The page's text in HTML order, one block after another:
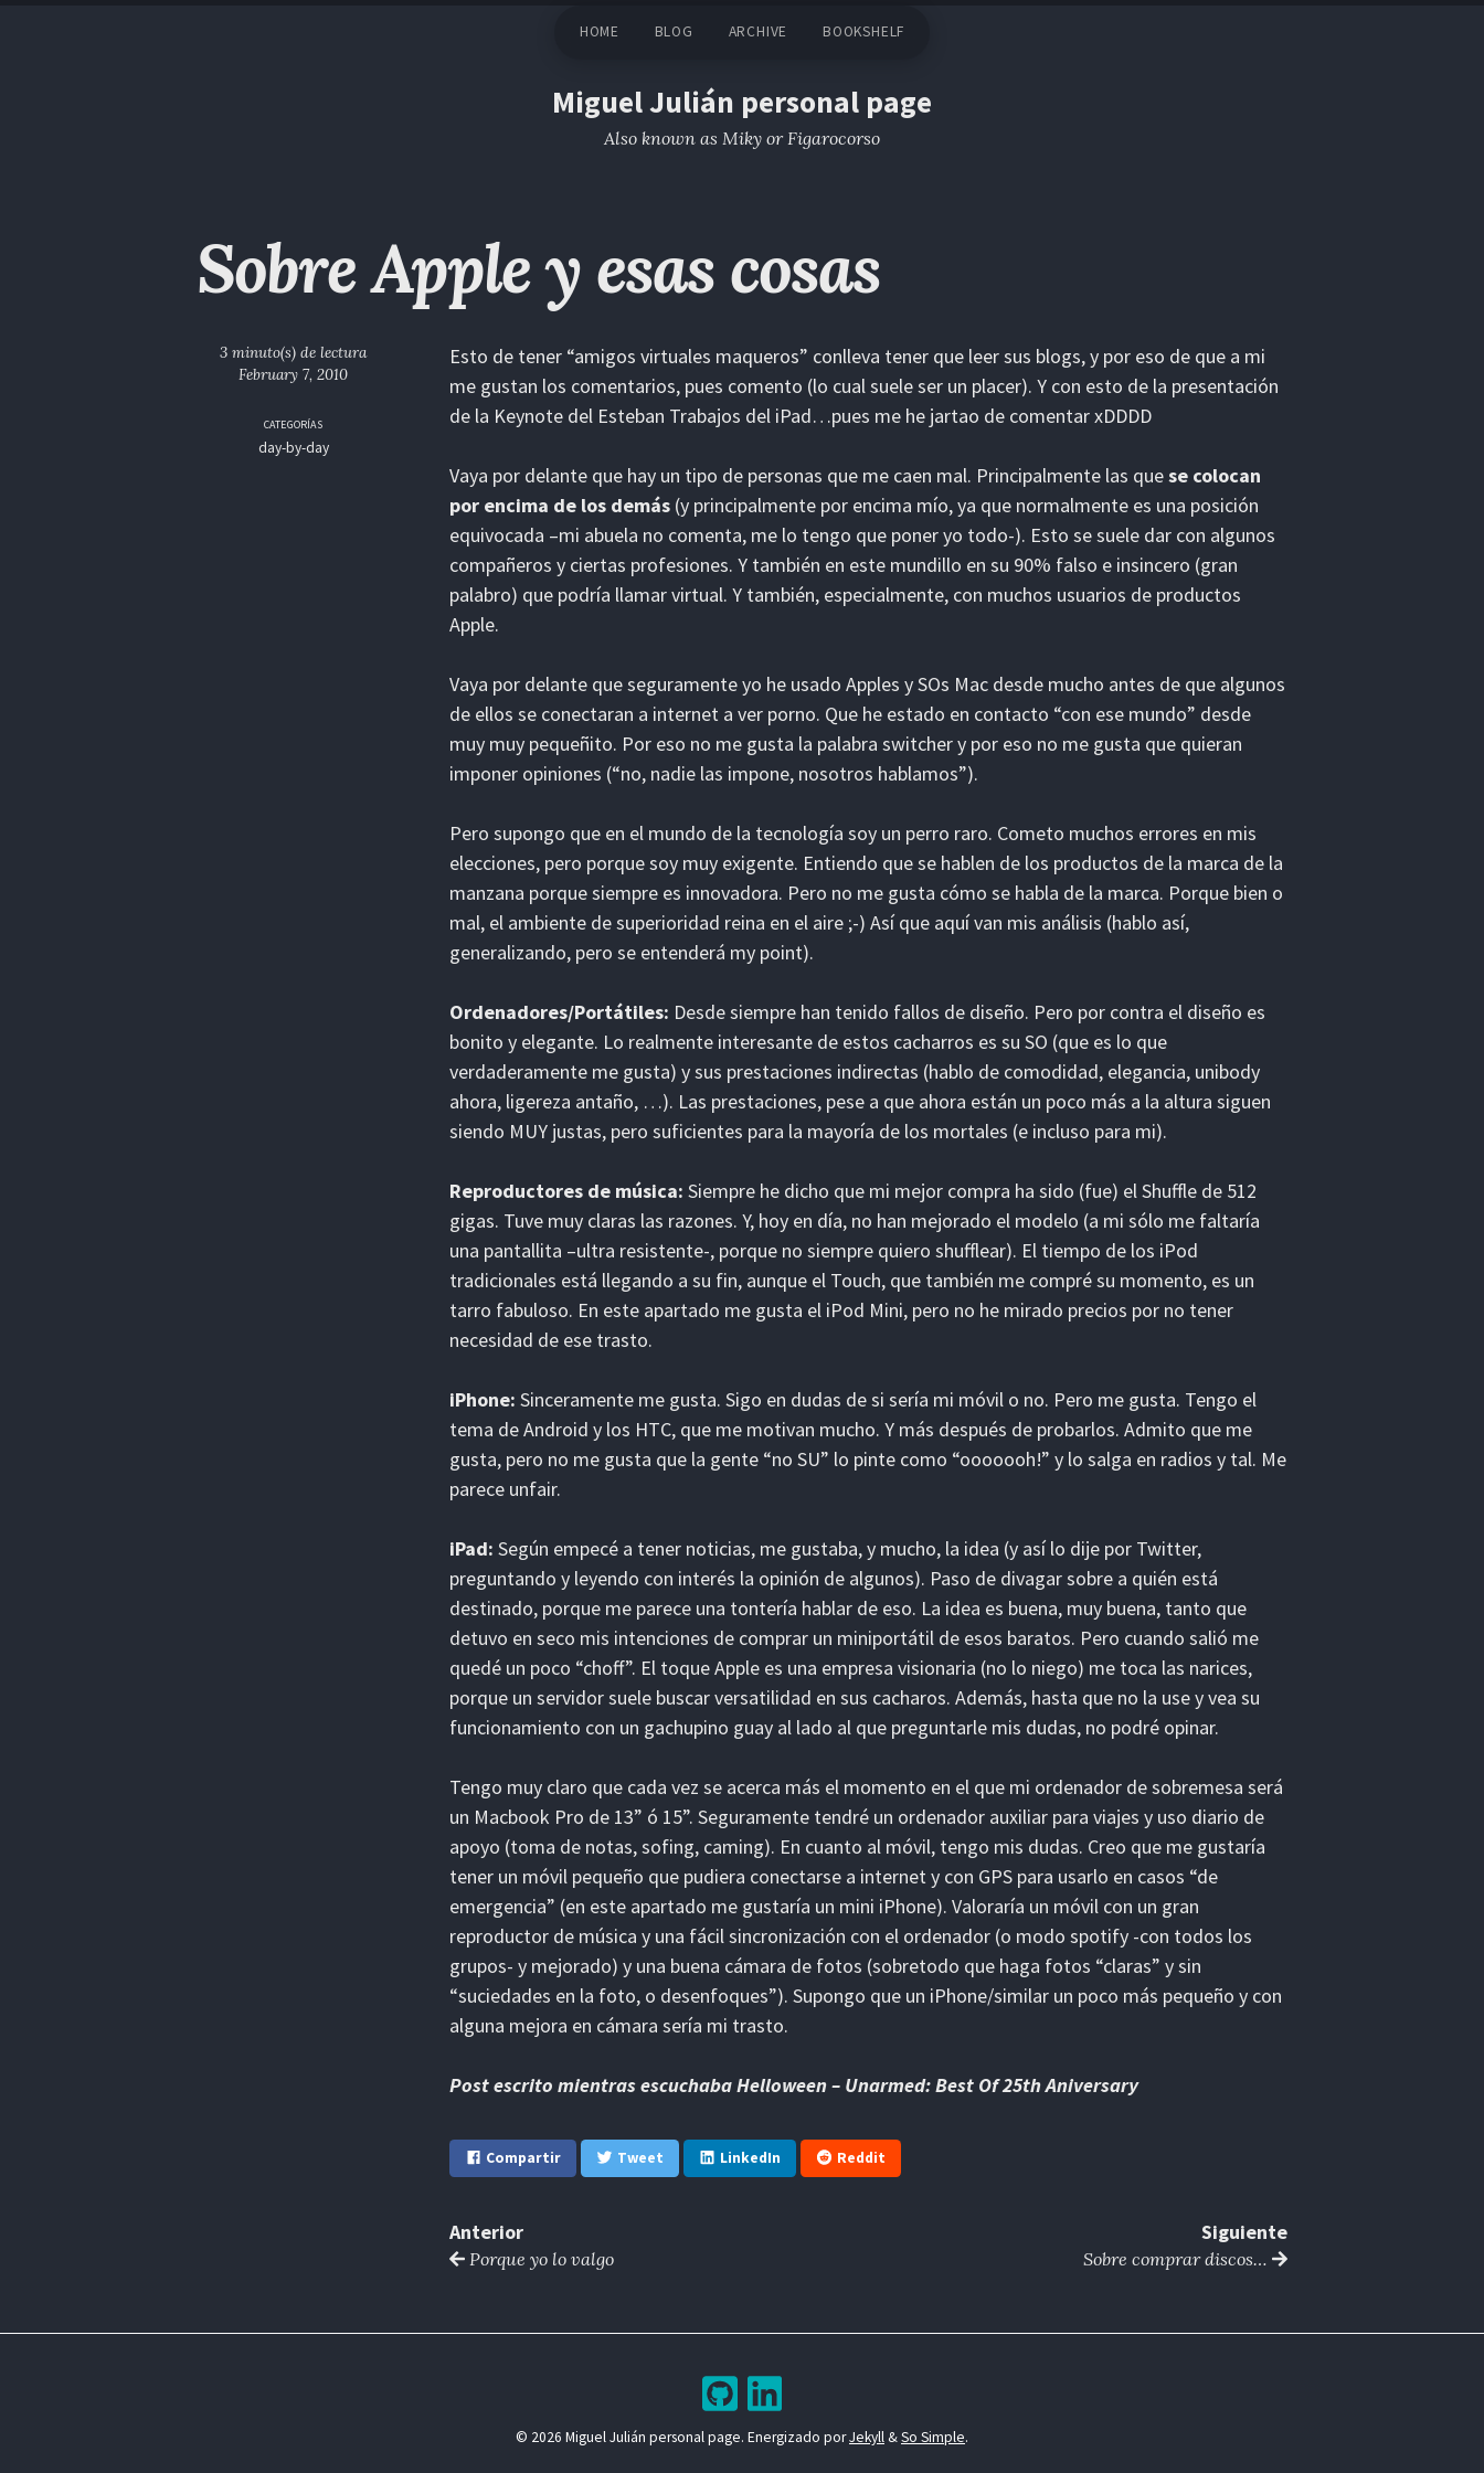
HOME BLOG ARCHIVE BOOKSHELF
Miguel Julián personal page
Also known as Miky or Figarocorso
Sobre Apple y esas cosas
3 minuto(s) de lectura
February 7, 2010
CATEGORÍAS
day-by-day
Esto de tener “amigos virtuales maqueros” conlleva tener que leer sus blogs, y por eso de que a mi
me gustan los comentarios, pues comento (lo cual suele ser un placer). Y con esto de la presentación
de la Keynote del Esteban Trabajos del iPad…pues me he jartao de comentar xDDDD
Vaya por delante que hay un tipo de personas que me caen mal. Principalmente las quese colocan
por encima de los demás (y principalmente por encima mío, ya que normalmente es una posición
equivocada –mi abuela no comenta, me lo tengo que poner yo todo-). Esto se suele dar con algunos
compañeros y ciertas profesiones. Y también en este mundillo en su 90% falso e insincero (gran
palabro) que podría llamar virtual. Y también, especialmente, con muchos usuarios de productos
Apple.
Vaya por delante que seguramente yo he usado Apples y SOs Mac desde mucho antes de que algunos
de ellos se conectaran a internet a ver porno. Que he estado en contacto “con ese mundo” desde
muy muy pequeñito. Por eso no me gusta la palabra switcher y por eso no me gusta que quieran
imponer opiniones (“no, nadie las impone, nosotros hablamos”).
Pero supongo que en el mundo de la tecnología soy un perro raro. Cometo muchos errores en mis
elecciones, pero porque soy muy exigente. Entiendo que se hablen de los productos de la marca de la
manzana porque siempre es innovadora. Pero no me gusta cómo se habla de la marca. Porque bien o
mal, el ambiente de superioridad reina en el aire ;-) Así que aquí van mis análisis (hablo así,
generalizando, pero se entenderá my point).
Ordenadores/Portátiles: Desde siempre han tenido fallos de diseño. Pero por contra el diseño es
bonito y elegante. Lo realmente interesante de estos cacharros es su SO (que es lo que
verdaderamente me gusta) y sus prestaciones indirectas (hablo de comodidad, elegancia, unibody
ahora, ligereza antaño, …). Las prestaciones, pese a que ahora están un poco más a la altura siguen
siendo MUY justas, pero suficientes para la mayoría de los mortales (e incluso para mi).
Reproductores de música: Siempre he dicho que mi mejor compra ha sido (fue) el Shuffle de 512
gigas. Tuve muy claras las razones. Y, hoy en día, no han mejorado el modelo (a mi sólo me faltaría
una pantallita –ultra resistente-, porque no siempre quiero shufflear). El tiempo de los iPod
tradicionales está llegando a su fin, aunque el Touch, que también me compré su momento, es un
tarro fabuloso. En este apartado me gusta el iPod Mini, pero no he mirado precios por no tener
necesidad de ese trasto.
iPhone: Sinceramente me gusta. Sigo en dudas de si sería mi móvil o no. Pero me gusta. Tengo el
tema de Android y los HTC, que me motivan mucho. Y más después de probarlos. Admito que me
gusta, pero no me gusta que la gente “no SU” lo pinte como “ooooooh!” y lo salga en radios y tal. Me
parece unfair.
iPad: Según empecé a tener noticias, me gustaba, y mucho, la idea (y así lo dije por Twitter,
preguntando y leyendo con interés la opinión de algunos). Paso de divagar sobre a quién está
destinado, porque me parece una tontería hablar de eso. La idea es buena, muy buena, tanto que
detuvo en seco mis intenciones de comprar un miniportátil de esos baratos. Pero cuando salió me
quedé un poco “choff”. El toque Apple es una empresa visionaria (no lo niego) me toca las narices,
porque un servidor suele buscar versatilidad en sus cacharos. Además, hasta que no la use y vea su
funcionamiento con un gachupino guay al lado al que preguntarle mis dudas, no podré opinar.
Tengo muy claro que cada vez se acerca más el momento en el que mi ordenador de sobremesa será
un Macbook Pro de 13” ó 15”. Seguramente tendré un ordenador auxiliar para viajes y uso diario de
apoyo (toma de notas, sofing, caming). En cuanto al móvil, tengo mis dudas. Creo que me gustaría
tener un móvil pequeño que pudiera conectarse a internet y con GPS para usarlo en casos “de
emergencia” (en este apartado me gustaría un mini iPhone). Valoraría un móvil con un gran
reproductor de música y una fácil sincronización con el ordenador (o modo spotify -con todos los
grupos- y mejorado) y una buena cámara de fotos (sobretodo que haga fotos “claras” y sin
“suciedades en la foto, o desenfoques”). Supongo que un iPhone/similar un poco más pequeño y con
alguna mejora en cámara sería mi trasto.
Post escrito mientras escuchaba Helloween – Unarmed: Best Of 25th Aniversary
Compartir Tweet LinkedIn Reddit
Anterior
Porque yo lo valgo
Siguiente
Sobre comprar discos…
© 2026 Miguel Julián personal page. Energizado porJekyll &So Simple.